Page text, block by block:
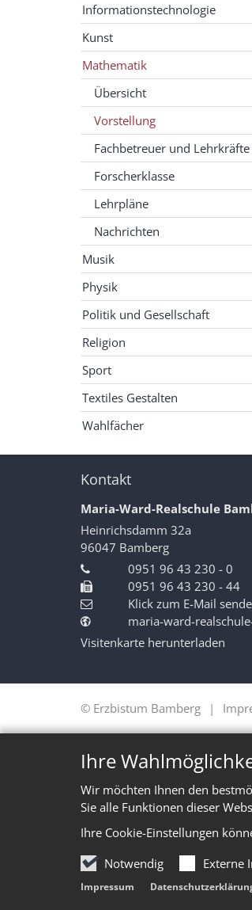
Ihre
Wir möchten Ihnen den
Sie alle Funktionen dieser
Ihre Cookie-Einstellungen
Notwendig
Externe
Impressum
Informationstechnologie
Kunst
Mathematik
Übersicht
Vorstellung
Fachbetreuer und Lehrkräfte
Forscherklasse
Lehrpläne
Nachrichten
Musik
Physik
Politik und Gesellschaft
Religion
Sport
Textiles Gestalten
Wahlfächer
Kontakt
Maria-Ward-Realschule
Heinrichsdamm 32a
96047 Bamberg
0951 96 43 230 - 0
0951 96 43 230 - 44
Klick zum E-Mail
maria-ward-
Visitenkarte herunterladen
© Erzbistum Bamberg